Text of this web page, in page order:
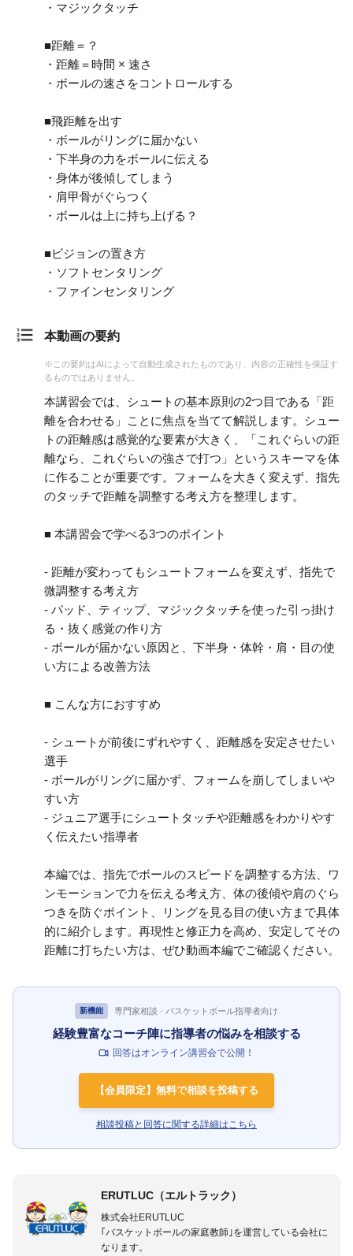
・マジックタッチ
■距離＝？
・距離＝時間 × 速さ
・ボールの速さをコントロールする
■飛距離を出す
・ボールがリングに届かない
・下半身の力をボールに伝える
・身体が後傾してしまう
・肩甲骨がぐらつく
・ボールは上に持ち上げる？
■ビジョンの置き方
・ソフトセンタリング
・ファインセンタリング
本動画の要約
※この要約はAIによって自動生成されたものであり、内容の正確性を保証す
るものではありません。
本講習会では、シュートの基本原則の2つ目である「距
離を合わせる」ことに焦点を当てて解説します。シュー
トの距離感は感覚的な要素が大きく、「これぐらいの距
離なら、これぐらいの強さで打つ」というスキーマを体
に作ることが重要です。フォームを大きく変えず、指先
のタッチで距離を調整する考え方を整理します。
■ 本講習会で学べる3つのポイント
- 距離が変わってもシュートフォームを変えず、指先で
微調整する考え方
- パッド、ティップ、マジックタッチを使った引っ掛け
る・抜く感覚の作り方
- ボールが届かない原因と、下半身・体幹・肩・目の使
い方による改善方法
■ こんな方におすすめ
- シュートが前後にずれやすく、距離感を安定させたい
選手
- ボールがリングに届かず、フォームを崩してしまいや
すい方
- ジュニア選手にシュートタッチや距離感をわかりやす
く伝えたい指導者
本編では、指先でボールのスピードを調整する方法、ワ
ンモーションで力を伝える考え方、体の後傾や肩のぐら
つきを防ぐポイント、リングを見る目の使い方まで具体
的に紹介します。再現性と修正力を高め、安定してその
距離に打ちたい方は、ぜひ動画本編でご確認ください。
新機能 専門家相談 · バスケットボール指導者向け
経験豊富なコーチ陣に指導者の悩みを相談する
回答はオンライン講習会で公開！
【会員限定】無料で相談を投稿する
相談投稿と回答に関する詳細はこちら
ERUTLUC（エルトラック）
株式会社ERUTLUC
｢バスケットボールの家庭教師｣を運営している会社に
なります。